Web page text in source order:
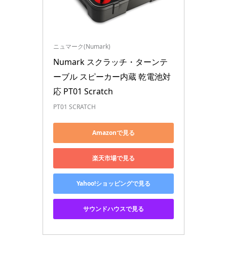
ニュマーク(Numark)
Numark スクラッチ・ターンテ
ーブル スピーカー内蔵 乾電池対
応 PT01 Scratch
PT01 SCRATCH
Amazonで見る
楽天市場で見る
Yahoo!ショッピングで見る
サウンドハウスで見る